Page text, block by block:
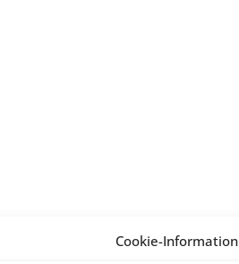
Cookie-Information